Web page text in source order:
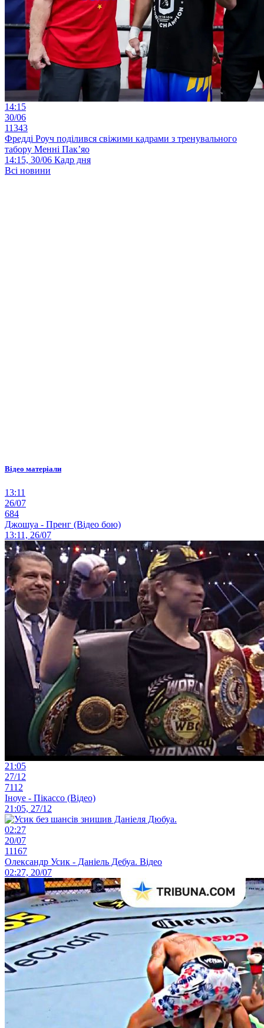
14:15
30/06
11343
Фредді Роуч поділився свіжими кадрами з тренувального
табору Менні Пак’яо
14:15, 30/06 Кадр дня
Всі новини
Відео матеріали
13:11
26/07
684
Джошуа - Пренг (Відео бою)
13:11, 26/07
21:05
27/12
7112
Іноуе - Пікассо (Відео)
21:05, 27/12
02:27
20/07
11167
Олександр Усик - Даніель Дебуа. Відео
02:27, 20/07